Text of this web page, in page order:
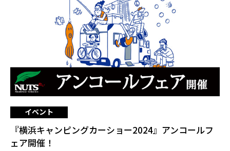
イベント
『横浜キャンピングカーショー2024』アンコールフ
ェア開催！